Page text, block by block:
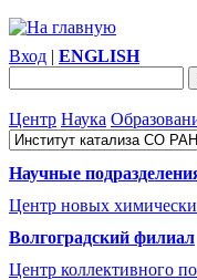
Вход | ENGLISH
Центр Наука
Научные
Центр новых
Волгоградский филиал
Центр коллективного